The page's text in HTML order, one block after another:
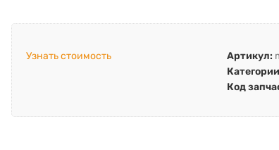
Узнать стоимость Артикул:
Код